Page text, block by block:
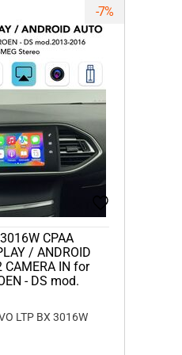
-7%
CPAΑ
/ ANDROID
CAMERA IN for
- DS mod.
LTP BX 3016W